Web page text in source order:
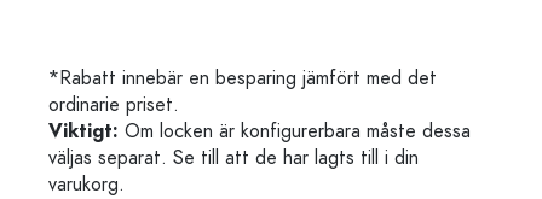
*Rabatt innebär en besparing jämfört med det
ordinarie priset.
Viktigt: Om locken är konfigurerbara måste dessa
väljas separat. Se till att de har lagts till i din
varukorg.